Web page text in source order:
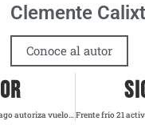
Clemente
Conoce al autor
Trinidad y Tobago autoriza vuelos militares de EE. UU. y desata choque con Venezuela